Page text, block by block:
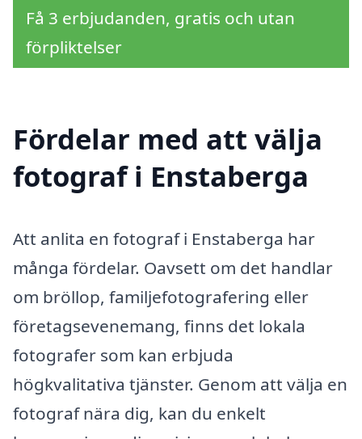
Få 3 erbjudanden, gratis och utan
förpliktelser
Fördelar med att välja
fotograf i Enstaberga
Att anlita en fotograf i Enstaberga har
många fördelar. Oavsett om det handlar
om bröllop, familjefotografering eller
företagsevenemang, finns det lokala
fotografer som kan erbjuda
högkvalitativa tjänster. Genom att välja en
fotograf nära dig, kan du enkelt